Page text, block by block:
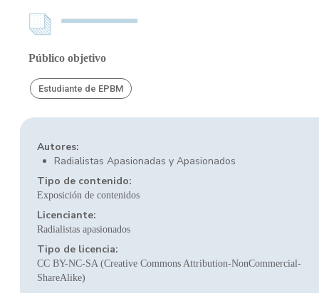
Público objetivo
Estudiante de EPBM
Autores:
Radialistas Apasionadas y Apasionados
Tipo de contenido:
Exposición de contenidos
Licenciante:
Radialistas apasionados
Tipo de licencia:
CC BY-NC-SA (Creative Commons Attribution-NonCommercial-
ShareAlike)